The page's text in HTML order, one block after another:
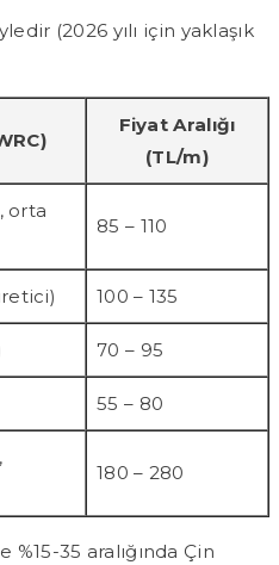
(2026 yılı için yaklaşık
Fiyat Aralığı
(TL/m)
orta
85 – 110
100 – 135
70 – 95
55 – 80
180 – 280
35 aralığında Çin